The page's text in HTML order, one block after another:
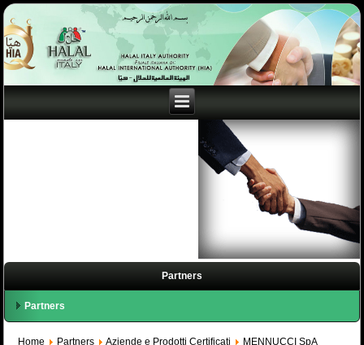
Partners
Partners
Home Partners Aziende e Prodotti Certificati MENNUCCI SpA